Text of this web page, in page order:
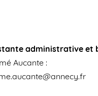
administrative et
Aucante :